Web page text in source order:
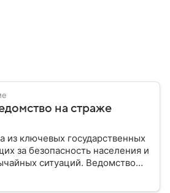
на страже
ключевых государственных
за безопасность населения и
ситуаций. Ведомство
защите граждан от